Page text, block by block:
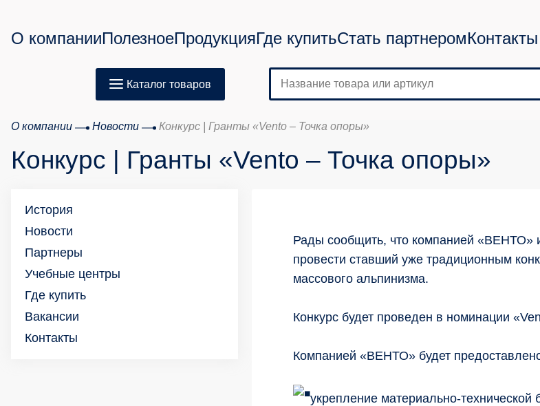
О компанииПолезноеПродукцияГде купитьСтать партнеромКонтакты
Каталог товаров
О компании Новости Конкурс | Гранты «Vento – Точка опоры»
Конкурс | Гранты «Vento – Точка опоры»
История
Новости
Партнеры
Учебные центры
Где купить
Вакансии
Контакты
Рады сообщить, что компанией «ВЕНТО»
провести ставший уже традиционным
массового альпинизма.
Конкурс будет проведен в номинации
Компанией «ВЕНТО» будет
укрепление материально-технической